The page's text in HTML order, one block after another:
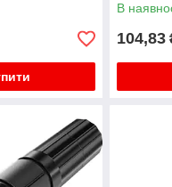
В
104,83